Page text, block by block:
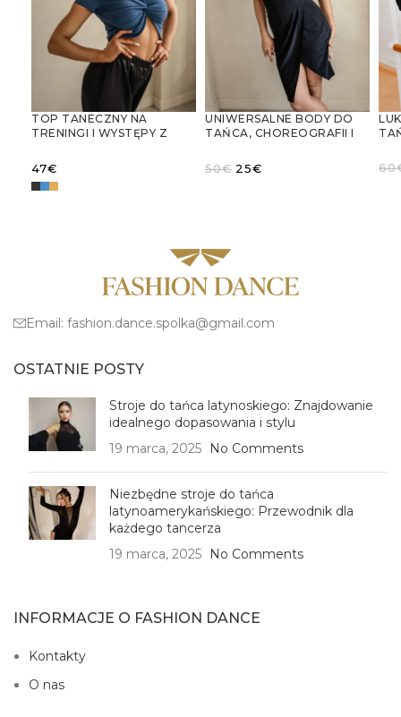
TOP TANECZNY NA
TRENINGI I WYSTĘPY Z
KROPLI
47€
UNIWERSALNE BODY DO
TAŃCA, CHOREOGRAFII I
50€ Pierwotna
25€
NA
60
Email: fashion.dance.spolka@gmail.com
OSTATNIE POSTY
Stroje do tańca latynoskiego: Znajdowanie
idealnego dopasowania i stylu
19 marca, 2025
No Comments
Niezbędne stroje do tańca
latynoamerykańskiego: Przewodnik dla
każdego tancerza
19 marca, 2025
No Comments
INFORMACJE O FASHION DANCE
Kontakty
O nas